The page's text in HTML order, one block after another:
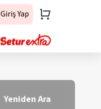
Giriş Yap
Yeniden Ara